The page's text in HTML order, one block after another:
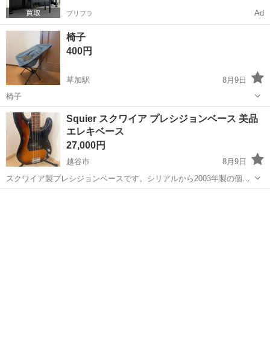
プリフラ Ad
椅子
400円
草加駅
8月9日
椅子
埼玉 草加市 鍵盤楽器、ピアノ
Squier スクワイア プレシジョンベース 美品
エレキベース
27,000円
越谷市
8月9日
スクワイア製プレシジョンベースです。シリアルから2003年製の個体
かと思われます。 少し前まで販売されていたビンテージモディファイ